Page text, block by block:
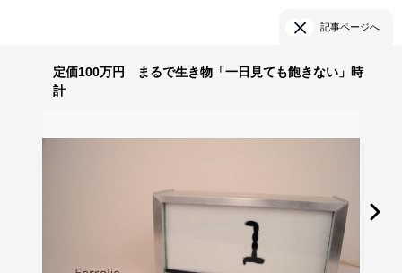
記事ページへ
定価100万円 まるで生き物「一日見ても飽きない」時
計